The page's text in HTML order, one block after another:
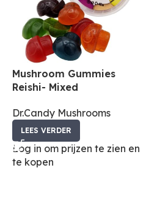
Mushroom Gummies
Reishi- Mixed
Dr.Candy Mushrooms
LEES VERDER
Log in om prijzen te zien en
te kopen